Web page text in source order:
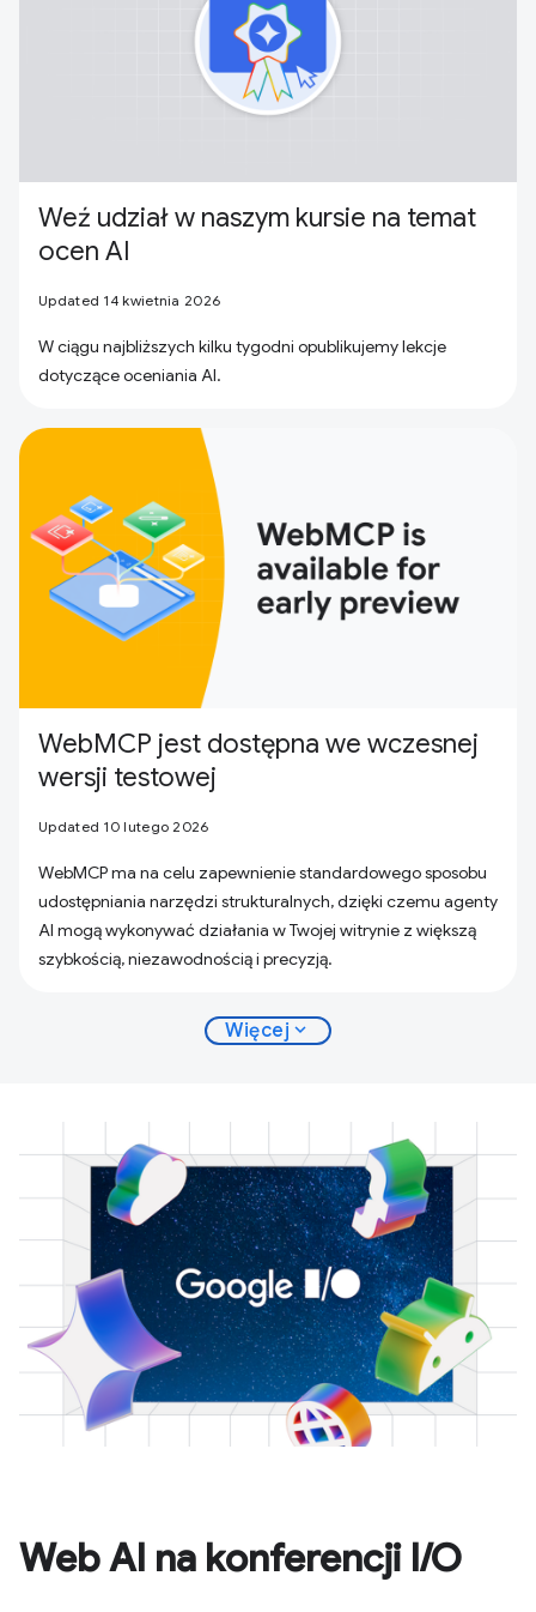
Weź udział w naszym kursie na temat
ocen AI
Updated 14 kwietnia 2026
W ciągu najbliższych kilku tygodni opublikujemy lekcje
dotyczące oceniania AI.
WebMCP jest dostępna we wczesnej
wersji testowej
Updated 10 lutego 2026
WebMCP ma na celu zapewnienie standardowego sposobu
udostępniania narzędzi strukturalnych, dzięki czemu agenty
AI mogą wykonywać działania w Twojej witrynie z większą
szybkością, niezawodnością i precyzją.
Więcej expand_more
Web AI na konferencji I/O